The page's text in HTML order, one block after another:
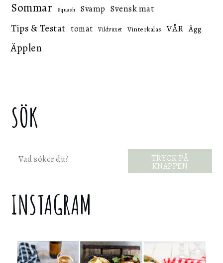
Sommar Squash Svamp Svensk mat
Tips & Testat tomat Vildvuxet Vinterkalas VÅR Ägg
Äpplen
SÖK
Sök TRYCK PÅ
KNAPPEN
INSTAGRAM